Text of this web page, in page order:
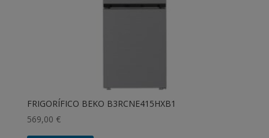
FRIGORÍFICO BEKO B3RCNE415HXB1
569,00 €